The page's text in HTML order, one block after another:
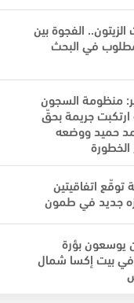
الفجوة بين
في البحث
منظومة السجون
ارتكبت جريمة بحقّ
حميد ووضعه
الخطورة
توقّع اتفاقيتين
جديد في طمون
بؤرة
في بيت إكسا شمال